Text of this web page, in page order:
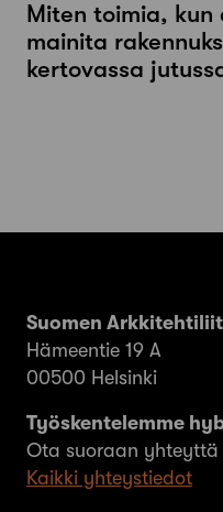
Miten toimia, kun
mainita
kertovassa
Suomen
Hämeentie 19 A
00500 Helsinki
Työskentelemme
Ota suoraan yhteyttä
Kaikki yhteystiedot